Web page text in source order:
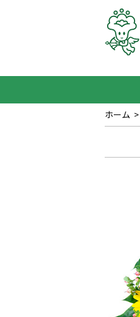
ホーム >